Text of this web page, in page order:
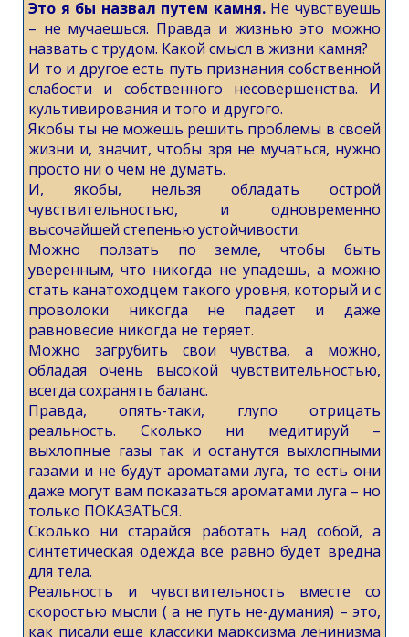
Это я бы назвал путем камня.Не чувствуешь
– не мучаешься. Правда и жизнью это можно
назвать с трудом. Какой смысл в жизни камня?
И то и другое есть путь признания собственной
слабости и собственного несовершенства. И
культивирования и того и другого.
Якобы ты не можешь решить проблемы в своей
жизни и, значит, чтобы зря не мучаться, нужно
просто ни о чем не думать.
И, якобы, нельзя обладать острой
чувствительностью, и одновременно
высочайшей степенью устойчивости.
Можно ползать по земле, чтобы быть
уверенным, что никогда не упадешь, а можно
стать канатоходцем такого уровня, который и с
проволоки никогда не падает и даже
равновесие никогда не теряет.
Можно загрубить свои чувства, а можно,
обладая очень высокой чувствительностью,
всегда сохранять баланс.
Правда, опять-таки, глупо отрицать
реальность. Сколько ни медитируй –
выхлопные газы так и останутся выхлопными
газами и не будут ароматами луга, то есть они
даже могут вам показаться ароматами луга – но
только ПОКАЗАТЬСЯ.
Сколько ни старайся работать над собой, а
синтетическая одежда все равно будет вредна
для тела.
Реальность и чувствительность вместе со
скоростью мысли ( а не путь не-думания) – это,
как писали еще классики марксизма ленинизма